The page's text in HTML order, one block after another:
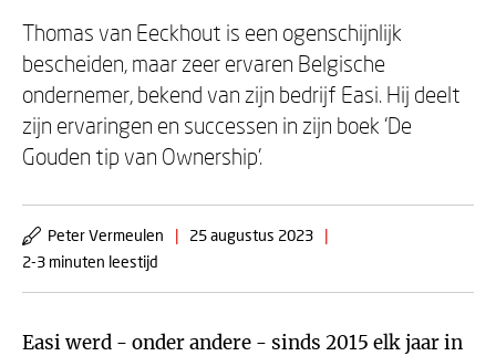
Thomas van Eeckhout is een ogenschijnlijk
bescheiden, maar zeer ervaren Belgische
ondernemer, bekend van zijn bedrijf Easi. Hij deelt
zijn ervaringen en successen in zijn boek ‘De
Gouden tip van Ownership’.
Peter Vermeulen | 25 augustus 2023
|
2-3 minuten leestijd
Easi werd - onder andere - sinds 2015 elk jaar in